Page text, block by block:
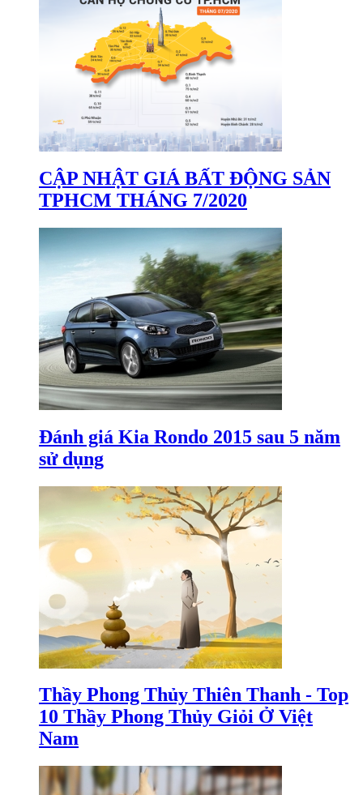
CẬP NHẬT GIÁ BẤT ĐỘNG SẢN
TPHCM THÁNG 7/2020
Đánh giá Kia Rondo 2015 sau 5 năm
sử dụng
Thầy Phong Thủy Thiên Thanh - Top
10 Thầy Phong Thủy Giỏi Ở Việt
Nam